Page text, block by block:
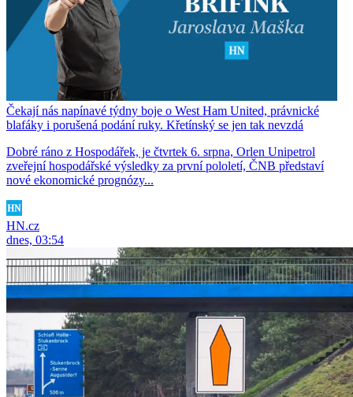
Čekají nás napínavé týdny boje o West Ham United, právnické
blafáky i porušená podání ruky. Křetínský se jen tak nevzdá
Dobré ráno z Hospodářek, je čtvrtek 6. srpna, Orlen Unipetrol
zveřejní hospodářské výsledky za první pololetí, ČNB představí
nové ekonomické prognózy...
HN.cz
dnes, 03:54